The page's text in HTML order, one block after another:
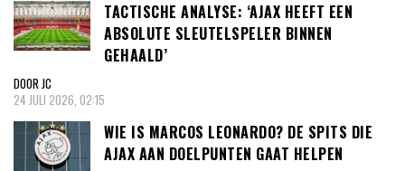
TACTISCHE ANALYSE: ‘AJAX HEEFT EEN
ABSOLUTE SLEUTELSPELER BINNEN
GEHAALD’
DOOR JC
24 JULI 2026, 02:15
WIE IS MARCOS LEONARDO? DE SPITS DIE
AJAX AAN DOELPUNTEN GAAT HELPEN